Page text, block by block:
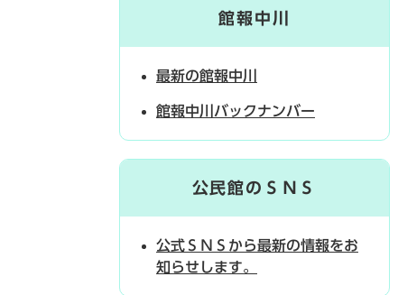
館報中川
最新の館報中川
館報中川バックナンバー
公民館のＳＮＳ
公式ＳＮＳから最新の情報をお
知らせします。